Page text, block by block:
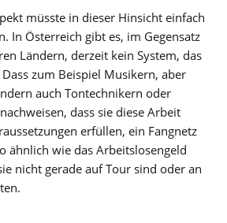
müsste in dieser Hinsicht einfach
In Österreich gibt es, im Gegensatz
Ländern, derzeit kein System, das
zum Beispiel Musikern, aber
auch Tontechnikern oder
dass sie diese Arbeit
erfüllen, ein Fangnetz
ähnlich wie das Arbeitslosengeld
nicht gerade auf Tour sind oder an